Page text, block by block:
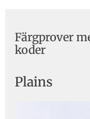
Färgprover
koder
Plains